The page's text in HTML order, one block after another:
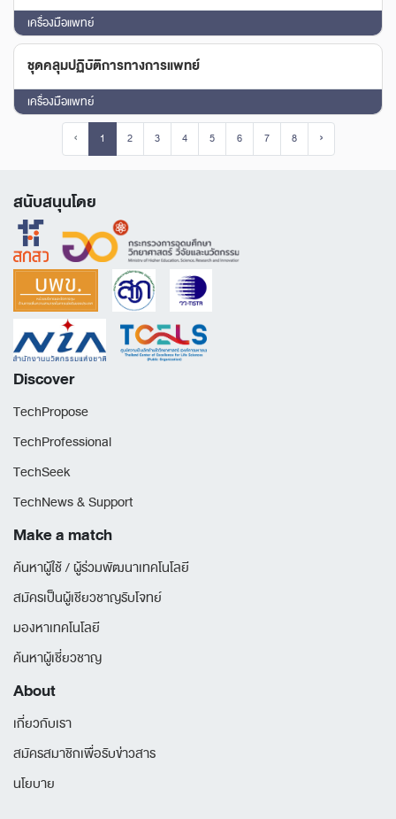
เครื่องมือแพทย์
ชุดคลุมปฏิบัติการทางการแพทย์
เครื่องมือแพทย์
‹ 1 2 3 4 5 6 7 8 ›
สนับสนุนโดย
Discover
TechPropose
TechProfessional
TechSeek
TechNews & Support
Make a match
ค้นหาผู้ใช้ / ผู้ร่วมพัฒนาเทคโนโลยี
สมัครเป็นผู้เชียวชาญรับโจทย์
มองหาเทคโนโลยี
ค้นหาผู้เชี่ยวชาญ
About
เกี่ยวกับเรา
สมัครสมาชิกเพื่อรับข่าวสาร
นโยบาย